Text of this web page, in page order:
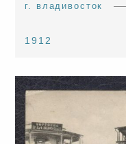
г. владивосток
1912